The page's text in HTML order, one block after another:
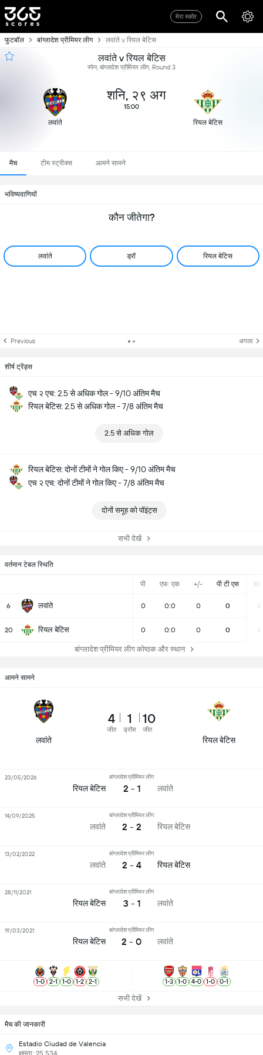
मेरा स्कोर
फुटबॉल बांग्लादेश प्रीमियर लीग लवांते v रियल बेटिस
लवांते v रियल बेटिस
स्पेन, बांग्लादेश प्रीमियर लीग, Round 3
लवांते
शनि, २९ अग
15:00
रियल बेटिस
मैच टीम स्ट्रीक्स आमने सामने
भविष्यवाणियों
कौन जीतेगा?
लवांते ड्रॉ रियल बेटिस
Previous अगला
शीर्ष ट्रेंड्स
एच २ एच: 2.5 से अधिक गोल - 9/10 अंतिम मैच
रियल बेटिस: 2.5 से अधिक गोल - 7/8 अंतिम मैच
2.5 से अधिक गोल
रियल बेटिस: दोनों टीमों ने गोल किए - 9/10 अंतिम मैच
एच २ एच: दोनों टीमों ने गोल किए - 7/8 अंतिम मैच
दोनों समूह को पॉइंट्स
सभी देखें
वर्तमान टेबल स्थिति
पी एफ: एक +/- पी टी एस
6 लवांते 0 0:0 0 0 0
20 रियल बेटिस 0 0:0 0 0 0
बांग्लादेश प्रीमियर लीग कोष्ठक और स्थान
मैच की जानकारी
Estadio Ciudad de Valencia
आमने सामने
लवांते
4
जीत
1
ड्रॉस
10
जीत
रियल बेटिस
रियल बेटिस
बांग्लादेश प्रीमियर लीग
2 - 1 लवांते
23/05/2026
लवांते
बांग्लादेश प्रीमियर लीग
2 - 2 रियल बेटिस
14/09/2025
लवांते
बांग्लादेश प्रीमियर लीग
2 - 4 रियल बेटिस
13/02/2022
रियल बेटिस
बांग्लादेश प्रीमियर लीग
3 - 1 लवांते
28/11/2021
रियल बेटिस
बांग्लादेश प्रीमियर लीग
2 - 0 लवांते
19/03/2021
1-0 2-1 1-0 1-2 2-1 1-3 1-0 4-0 1-0 0-1
सभी देखें